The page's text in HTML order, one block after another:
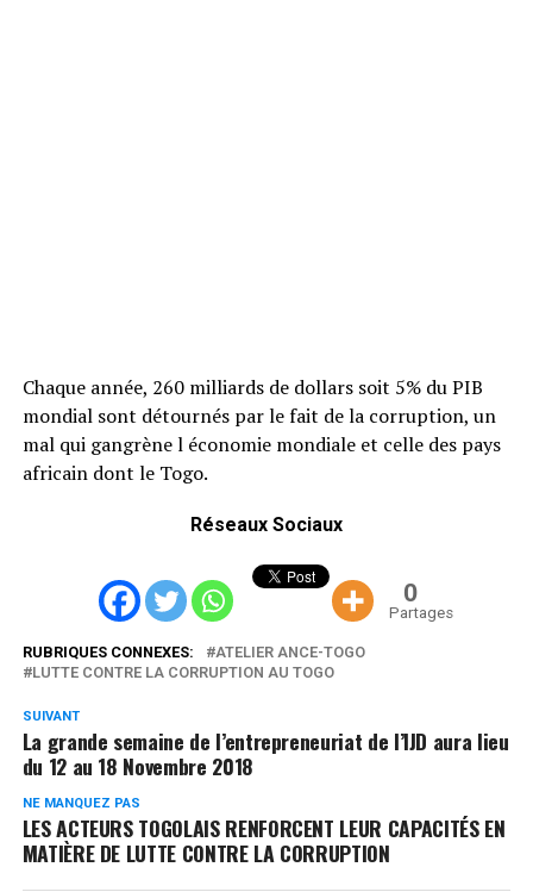
Chaque année, 260 milliards de dollars soit 5% du PIB
mondial sont détournés par le fait de la corruption, un
mal qui gangrène l économie mondiale et celle des pays
africain dont le Togo.
Réseaux Sociaux
0
Partages
RUBRIQUES CONNEXES:
ATELIER ANCE-TOGO
LUTTE CONTRE LA CORRUPTION AU TOGO
SUIVANT
La grande semaine de l’entrepreneuriat de l’IJD aura lieu
du 12 au 18 Novembre 2018
NE MANQUEZ PAS
LES ACTEURS TOGOLAIS RENFORCENT LEUR CAPACITÉS EN
MATIÈRE DE LUTTE CONTRE LA CORRUPTION